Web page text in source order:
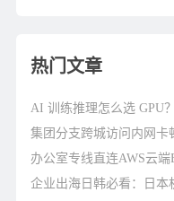
热门文章
AI 训练推理怎么选 GPU
集团分支跨城访问内网卡
企业出海日韩必看：日本